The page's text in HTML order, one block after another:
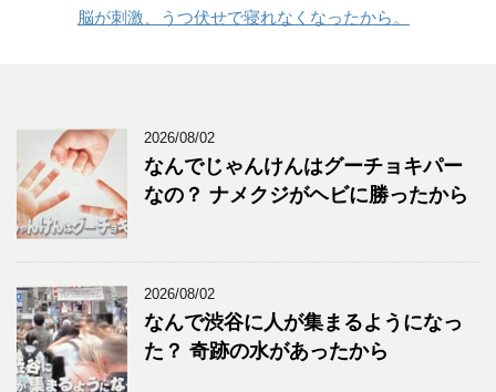
脳が刺激、うつ伏せで寝れなくなったから。
2026/08/02
なんでじゃんけんはグーチョキパー
なの？ ナメクジがヘビに勝ったから
2026/08/02
なんで渋谷に人が集まるようになっ
た？ 奇跡の水があったから